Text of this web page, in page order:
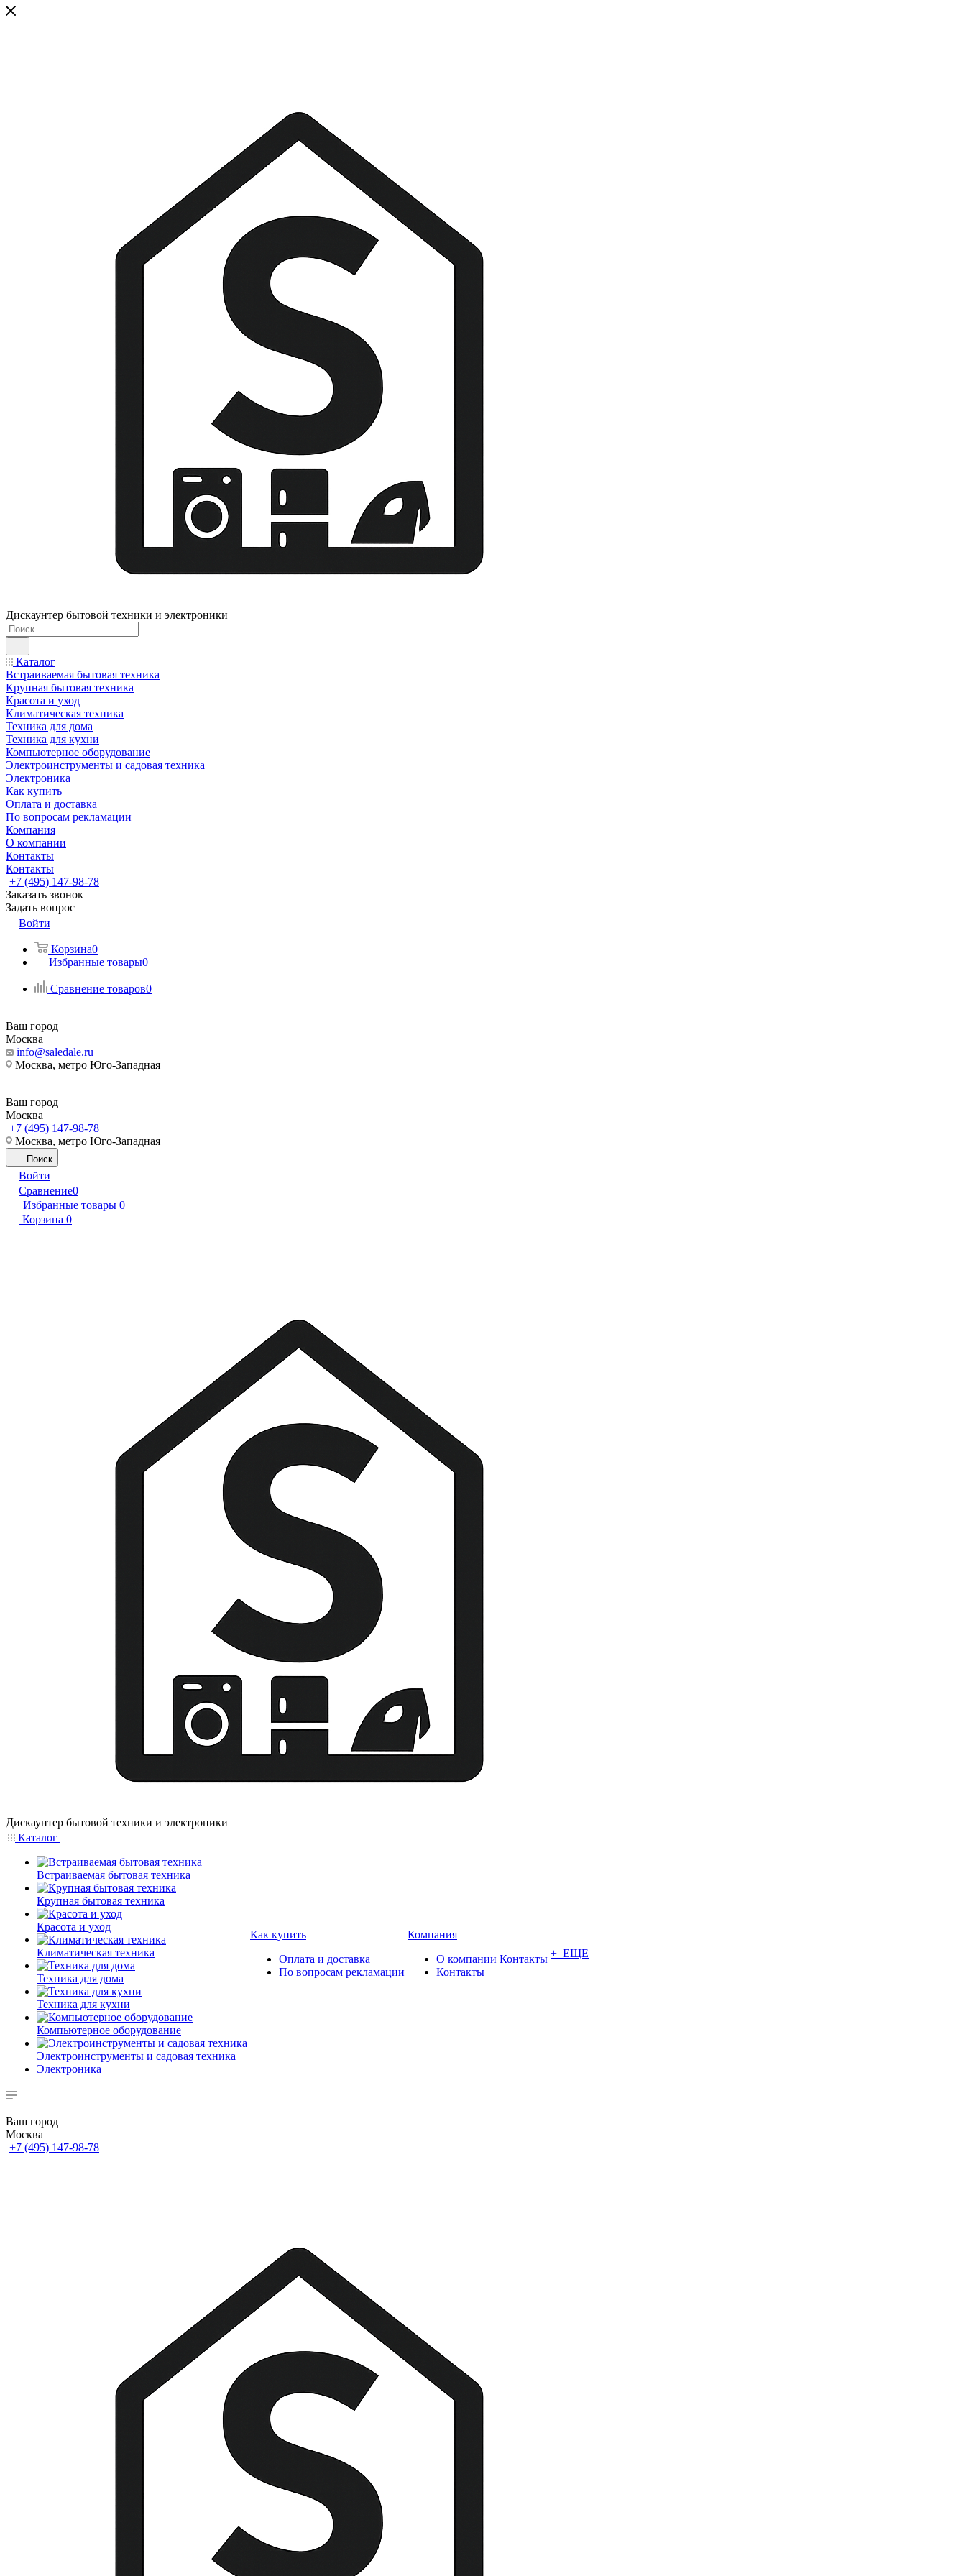
Дискаунтер бытовой техники и электроники
Каталог
Встраиваемая бытовая техника
Крупная бытовая техника
Красота и уход
Климатическая техника
Техника для дома
Техника для кухни
Компьютерное оборудование
Электроинструменты и садовая техника
Электроника
Как купить
Оплата и доставка
По вопросам рекламации
Компания
О компании
Контакты
Контакты
+7 (495) 147-98-78
Заказать звонок
Задать вопрос
Войти
Корзина0
Избранные товары0
Сравнение товаров0
Ваш город
Москва
info@saledale.ru
Москва, метро Юго-Западная
Ваш город
Москва
+7 (495) 147-98-78
Москва, метро Юго-Западная
Поиск
Войти
Сравнение0
Избранные товары 0
Корзина 0
Дискаунтер бытовой техники и электроники
Каталог
Встраиваемая бытовая техника
Крупная бытовая техника
Красота и уход
Климатическая техника
Техника для дома
Техника для кухни
Компьютерное оборудование
Электроинструменты и садовая техника
Электроника
Как купить
Оплата и доставка
По вопросам рекламации
Компания
О компании
Контакты
Контакты + ЕЩЕ
Ваш город
Москва
+7 (495) 147-98-78